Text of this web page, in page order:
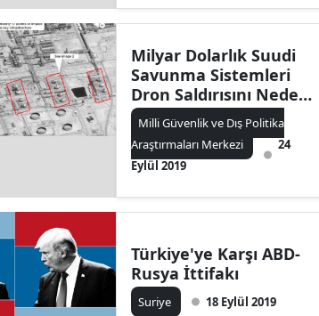
Milyar Dolarlık Suudi
Savunma Sistemleri
Dron Saldırısını Neden
Önleyemedi ?
Milli Güvenlik ve Dış Politika
Araştırmaları Merkezi
24
Eylül 2019
Türkiye'ye Karşı ABD-
Rusya İttifakı
Suriye 18 Eylül 2019